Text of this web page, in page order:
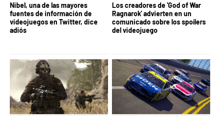
Nibel, una de las mayores
fuentes de información de
videojuegos en Twitter, dice
adiós
Los creadores de 'God of War
Ragnarok' advierten en un
comunicado sobre los spoílers
del videojuego